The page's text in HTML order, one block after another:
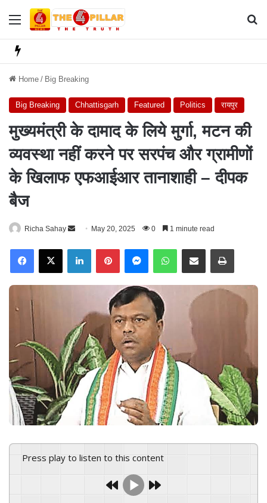
Menu
Home / Big Breaking
Big Breaking Chhattisgarh Featured Politics रायपुर
मुख्यमंत्री के दामाद के लिये मुर्गा, मटन की
व्यवस्था नहीं करने पर सरपंच और ग्रामीणों
के खिलाफ एफआईआर तानाशाही – दीपक
बैज
Richa Sahay
n
d
a
m
a
i
l
May 20, 2025 0 1 minute read
X
Press play to listen to this content